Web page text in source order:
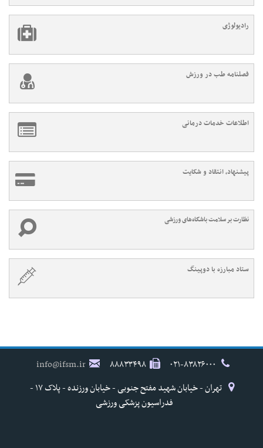
رادیولوژی
فصلنامه طب در ورزش
اطلاعات خدمات درمانی
پیشنهاد، انتقاد و شکایت
نظارت بر سلامت باشگاه‌های ورزشی
ستاد مبارزه با دوپینگ
۸۸۸۳۳۴۹۸
info@ifsm.ir
تهران - خیابان شهید مفتح جنوبی - خیابان ورزنده - پلاک ۱۷ -
فدراسیون پزشکی ورزشی